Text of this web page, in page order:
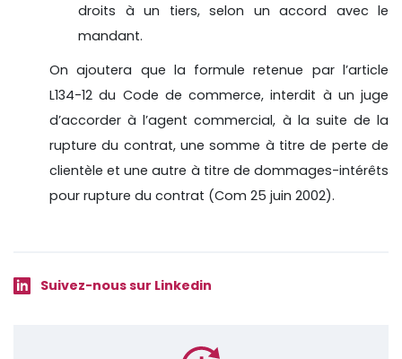
droits à un tiers, selon un accord avec le
mandant.
On ajoutera que la formule retenue par l’article
L134-12 du Code de commerce, interdit à un juge
d’accorder à l’agent commercial, à la suite de la
rupture du contrat, une somme à titre de perte de
clientèle et une autre à titre de dommages-intérêts
pour rupture du contrat (Com 25 juin 2002).
Suivez-nous sur Linkedin